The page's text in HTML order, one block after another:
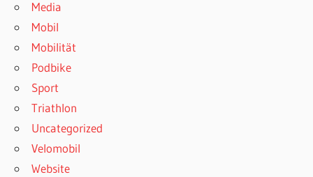
Media
Mobil
Mobilität
Podbike
Sport
Triathlon
Uncategorized
Velomobil
Website